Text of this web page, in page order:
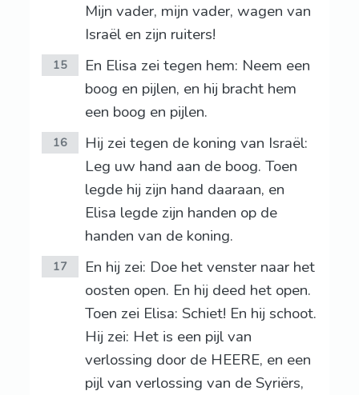
Mijn vader, mijn vader, wagen van
Israël en zijn ruiters!
15
En Elisa zei tegen hem: Neem een
boog en pijlen, en hij bracht hem
een boog en pijlen.
16
Hij zei tegen de koning van Israël:
Leg uw hand aan de boog. Toen
legde hij zijn hand daaraan, en
Elisa legde zijn handen op de
handen van de koning.
17
En hij zei: Doe het venster naar het
oosten open. En hij deed het open.
Toen zei Elisa: Schiet! En hij schoot.
Hij zei: Het is een pijl van
verlossing door de HEERE, en een
pijl van verlossing van de Syriërs,